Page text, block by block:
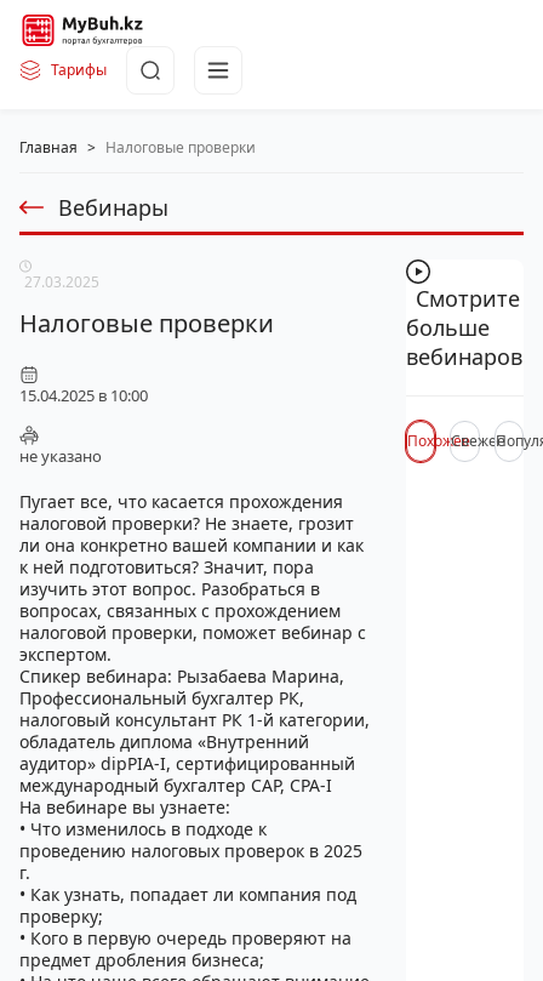
Тарифы
Главная > Налоговые проверки
Вебинары
27.03.2025
Налоговые проверки
15.04.2025 в 10:00
не указано
Пугает все, что касается прохождения
налоговой проверки? Не знаете, грозит
ли она конкретно вашей компании и как
к ней подготовиться? Значит, пора
изучить этот вопрос. Разобраться в
вопросах, связанных с прохождением
налоговой проверки, поможет вебинар с
экспертом.
Cпикер вебинара: Рызабаева Марина,
Профессиональный бухгалтер РК,
налоговый консультант РК 1-й категории,
обладатель диплома «Внутренний
аудитор» dipPIA-I, сертифицированный
международный бухгалтер CAP, CPA-I
На вебинаре вы узнаете:
• Что изменилось в подходе к
проведению налоговых проверок в 2025
г.
• Как узнать, попадает ли компания под
проверку;
• Кого в первую очередь проверяют на
предмет дробления бизнеса;
Смотрите
больше
вебинаров
ПохожееСвежее